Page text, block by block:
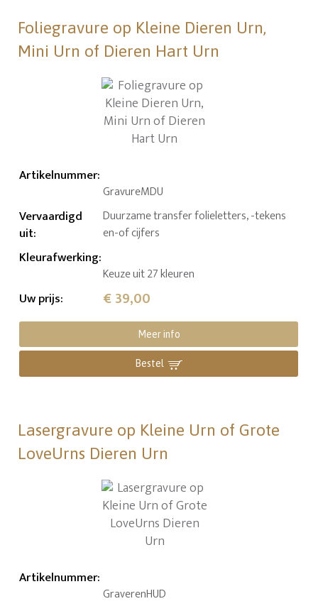
Foliegravure op Kleine Dieren Urn,
Mini Urn of Dieren Hart Urn
Artikelnummer:
GravureMDU
Vervaardigd
uit:
Duurzame transfer folieletters, -tekens
en-of cijfers
Kleurafwerking:
Keuze uit 27 kleuren
Uw prijs: € 39,00
Meer info
Bestel
Lasergravure op Kleine Urn of Grote
LoveUrns Dieren Urn
Artikelnummer:
GraverenHUD